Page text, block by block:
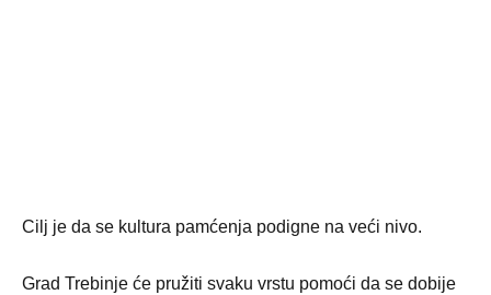
Cilj je da se kultura pamćenja podigne na veći nivo.
Grad Trebinje će pružiti svaku vrstu pomoći da se dobije